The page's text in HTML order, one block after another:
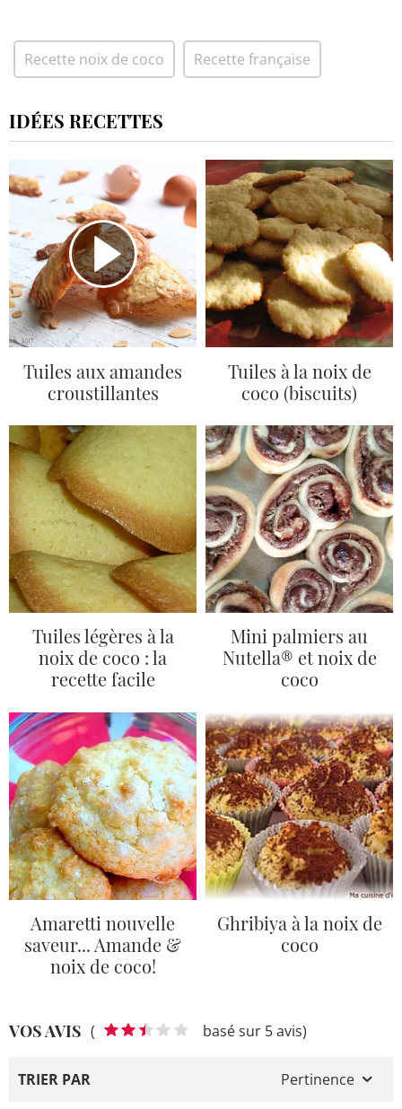
Recette noix de coco Recette française
IDÉES RECETTES
Tuiles aux amandes
croustillantes
Tuiles à la noix de
coco (biscuits)
Tuiles légères à la
noix de coco : la
recette facile
Mini palmiers au
Nutella® et noix de
coco
Amaretti nouvelle
saveur... Amande &
noix de coco!
Ghribiya à la noix de
coco
VOS AVIS ( basé sur 5 avis)
TRIER PAR Pertinence